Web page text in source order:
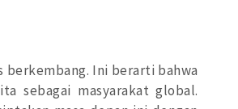
Ini berarti bahwa
sebagai masyarakat global.